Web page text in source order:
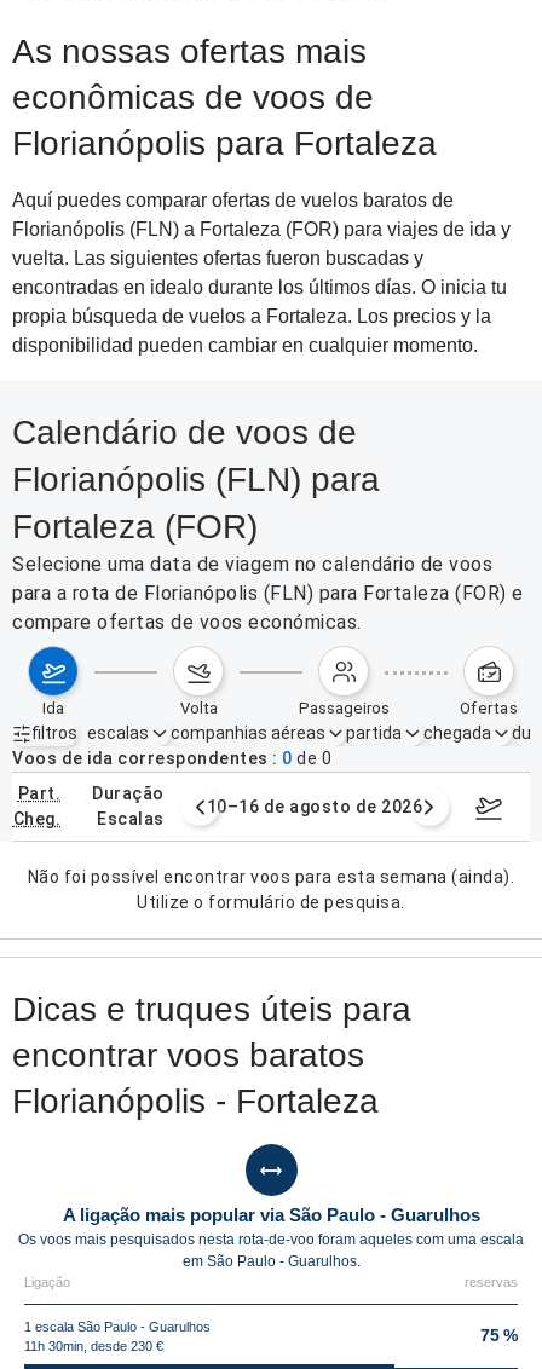
As nossas ofertas mais
econômicas de voos de
Florianópolis para Fortaleza
Aquí puedes comparar ofertas de vuelos baratos de
Florianópolis (FLN) a Fortaleza (FOR) para viajes de ida y
vuelta. Las siguientes ofertas fueron buscadas y
encontradas en idealo durante los últimos días. O inicia tu
propia búsqueda de vuelos a Fortaleza. Los precios y la
disponibilidad pueden cambiar en cualquier momento.
Calendário de voos de
Florianópolis (FLN) para
Fortaleza (FOR)
Selecione uma data de viagem no calendário de voos
para a rota de Florianópolis (FLN) para Fortaleza (FOR) e
compare ofertas de voos económicas.
ida volta passageiros ofertas
filtros
Filtros ativos nenhum
escalas companhias aéreas partida chegada
Voos de ida correspondentes
0 de 0
part.
cheg.
duração
escalas
agosto de 2026 10–16 de agosto de 2026 17–23
Não foi possível encontrar voos para esta semana (ainda).
Utilize o formulário de pesquisa.
Dicas e truques úteis para
encontrar voos baratos
Florianópolis - Fortaleza
A ligação mais popular via São Paulo - Guarulhos
Os voos mais pesquisados nesta rota-de-voo foram aqueles com uma escala
em São Paulo - Guarulhos.
Ligação reservas
1 escala São Paulo - Guarulhos
11h 30min, desde 230 €
75 %